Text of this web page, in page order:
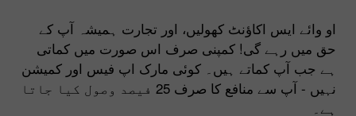
او وائے ایس اکاؤنٹ کھولیں، اور تجارت ہمیشہ آپ کے
حق میں رہے گی! کمپنی صرف اس صورت میں کماتی
ہے جب آپ کماتے ہیں۔ کوئی مارک اپ فیس اور کمیشن
نہیں - آپ سے منافع کا صرف 25 فیصد وصول کیا جاتا
ہے۔